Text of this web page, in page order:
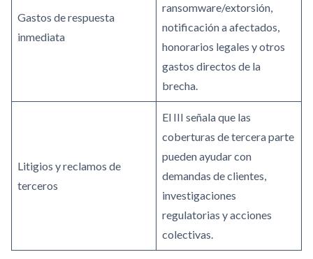
Gastos de respuesta
inmediata
ransomware/extorsión,
notificación a afectados,
honorarios legales y otros
gastos directos de la
brecha.
Litigios y reclamos de
terceros
El III señala que las
coberturas de tercera parte
pueden ayudar con
demandas de clientes,
investigaciones
regulatorias y acciones
colectivas.